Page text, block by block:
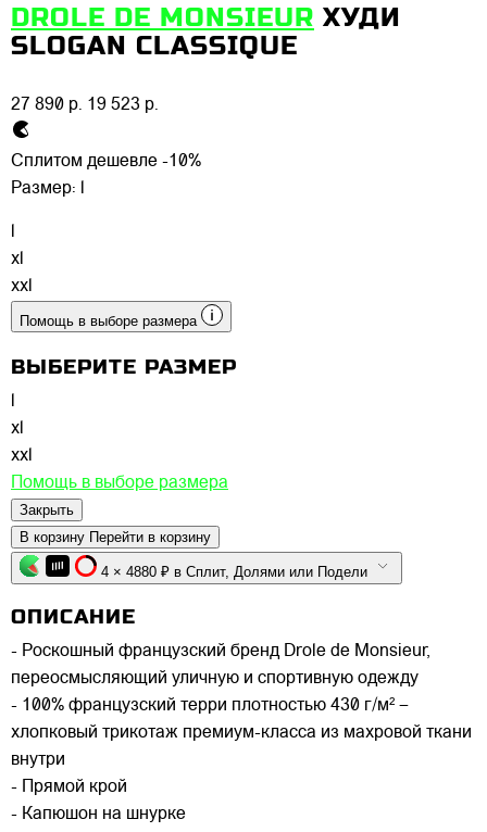
DROLE DE MONSIEUR ХУДИ
SLOGAN CLASSIQUE
27 890 р. 19 523 р.
Сплитом дешевле -10%
Размер:
xl
xxl
Помощь в выборе размера
ВЫБЕРИТЕ РАЗМЕР
xl
xxl
Помощь в выборе размера
Закрыть
В корзину Перейти в корзину
4 × 4880 ₽ в Сплит, Долями или Подели
ОПИСАНИЕ
- Роскошный французский бренд Drole de Monsieur,
переосмысляющий уличную и спортивную одежду
- 100% французский терри плотностью 430 г/м² –
хлопковый трикотаж премиум-класса из махровой ткани
внутри
- Прямой крой
- Капюшон на шнурке